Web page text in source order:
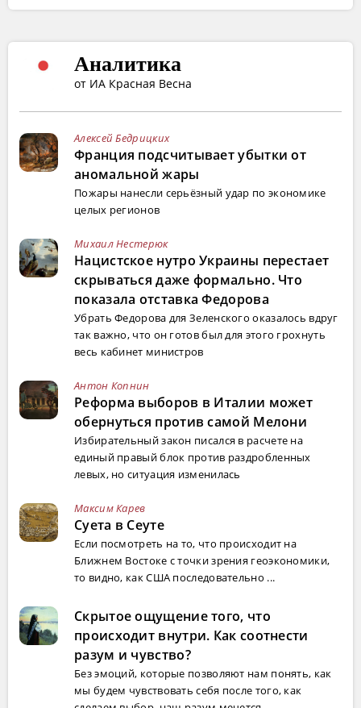
Аналитика
от ИА Красная Весна
Алексей Бедрицких
Франция подсчитывает убытки от
аномальной жары
Пожары нанесли серьёзный удар по экономике
целых регионов
Михаил Нестерюк
Нацистское нутро Украины перестает
скрываться даже формально. Что
показала отставка Федорова
Убрать Федорова для Зеленского оказалось вдруг
так важно, что он готов был для этого грохнуть
весь кабинет министров
Антон Копнин
Реформа выборов в Италии может
обернуться против самой Мелони
Избирательный закон писался в расчете на
единый правый блок против раздробленных
левых, но ситуация изменилась
Максим Карев
Суета в Сеуте
Если посмотреть на то, что происходит на
Ближнем Востоке с точки зрения геоэкономики,
то видно, как США последовательно ...
Скрытое ощущение того, что
происходит внутри. Как соотнести
разум и чувство?
Без эмоций, которые позволяют нам понять, как
мы будем чувствовать себя после того, как